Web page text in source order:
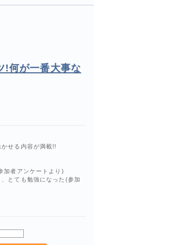
!何が一番大事な
せる内容が満載!!
加者アンケートより)
とても勉強になった(参加